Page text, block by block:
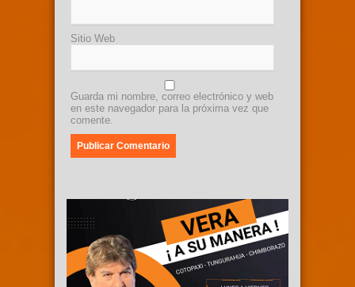
Sitio Web
Guarda mi nombre, correo electrónico y web
en este navegador para la próxima vez que
comente.